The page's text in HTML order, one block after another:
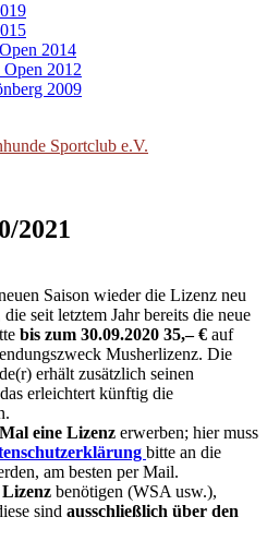
2014
2012
2009
Sportclub e.V.
2021
Saison wieder die Lizenz neu
seit letztem Jahr bereits die neue
bis zum 30.09.2020 35,– € auf
Musherlizenz. Die
erhält zusätzlich seinen
erleichtert künftig die
eine Lizenz erwerben; hier muss
bitte an die
am besten per Mail.
benötigen (WSA usw.),
sind ausschließlich über den